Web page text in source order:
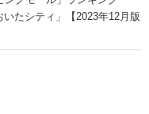
たシティ」【2023年12月版